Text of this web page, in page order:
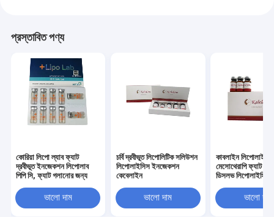
প্রস্তাবিত পণ্য
কোরিয়া লিপো ল্যাব ফ্যাট
দ্রবীভূত ইনজেকশন লিপোলাব
পিপি সি, ফ্যাট গলানোর জন্য
ভালো দাম
চর্বি দ্রবীভূত লিপোলিটিক সলিউশন
লিপোলাইসিস ইনজেকশন
কেবেলাইন
ভালো দাম
কাবলাইন
মেসোথেরাপি ফ্যাট
ডিসলভ লিপোলাইসিস
ভালো দাম